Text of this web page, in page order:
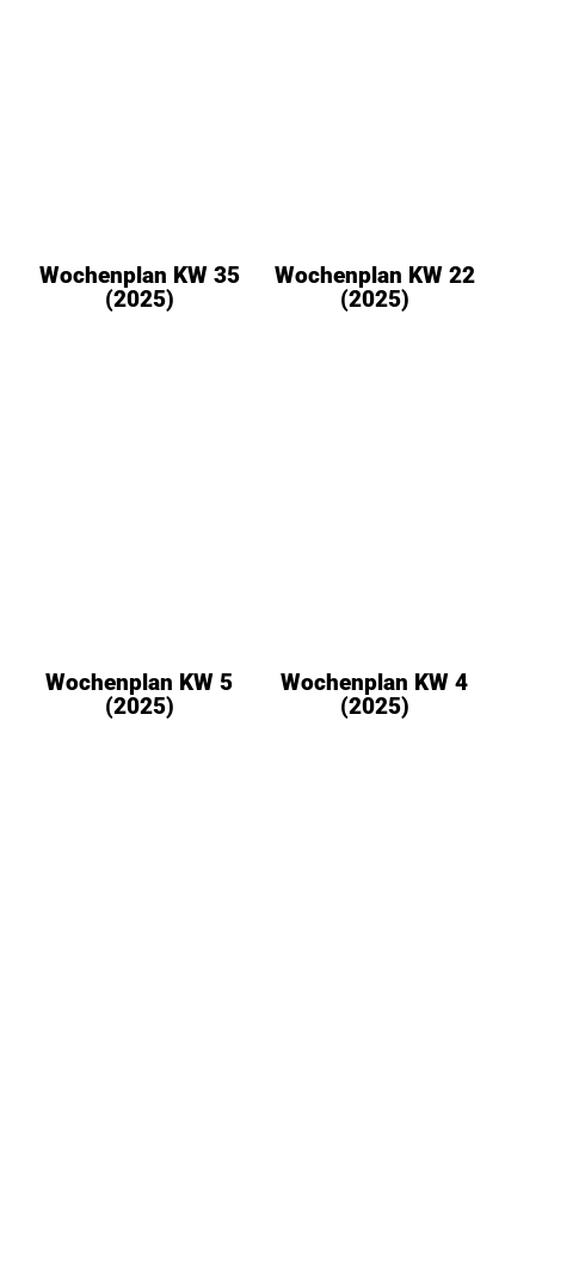
Wochenplan KW 35
(2025)
Wochenplan KW 22
(2025)
Wochenplan KW 5
(2025)
Wochenplan KW 4
(2025)